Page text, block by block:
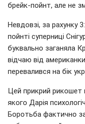
брейк-пойнт, але не
Невдовзі, за рахунку
пойнті суперниці
буквально заганяла
відчаю від
перевалився на бік
Цей прикрий рикошет
якого Дарія
Боротьба фактично